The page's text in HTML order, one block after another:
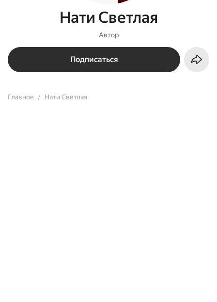
Нати Светлая
Автор
Подписаться
Главное Нати Светлая